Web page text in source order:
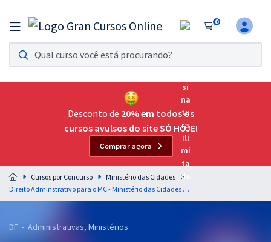
0
Assinatura Ilimitada 11
Acesso a todos os cursos. Teste grátis por 7 dias!
Assinatura OAB Até Passar
Acesso ilimitado a toda preparação para o Exame da
Residências Multiprofissionais
Preparação completa e intensiva para as principais
residências em saúde do Brasil
Desconto de 20% em todos os
cursos avulsos do site SÓ HOJE!
Comprar agora
Cursos por Concurso
Ministério das Cidades
Direito Adminstrativo para o MC - Ministério das Cidades - Cargos de Nível Médio - Professor: Gustavo Brígido
DF - Administrativas, Ministérios